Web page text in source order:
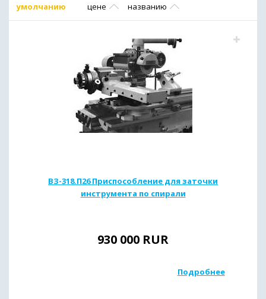
умолчанию цене названию
ВЗ-318.П26 Приспособление для заточки
инструмента по спирали
930 000 RUR
Подробнее